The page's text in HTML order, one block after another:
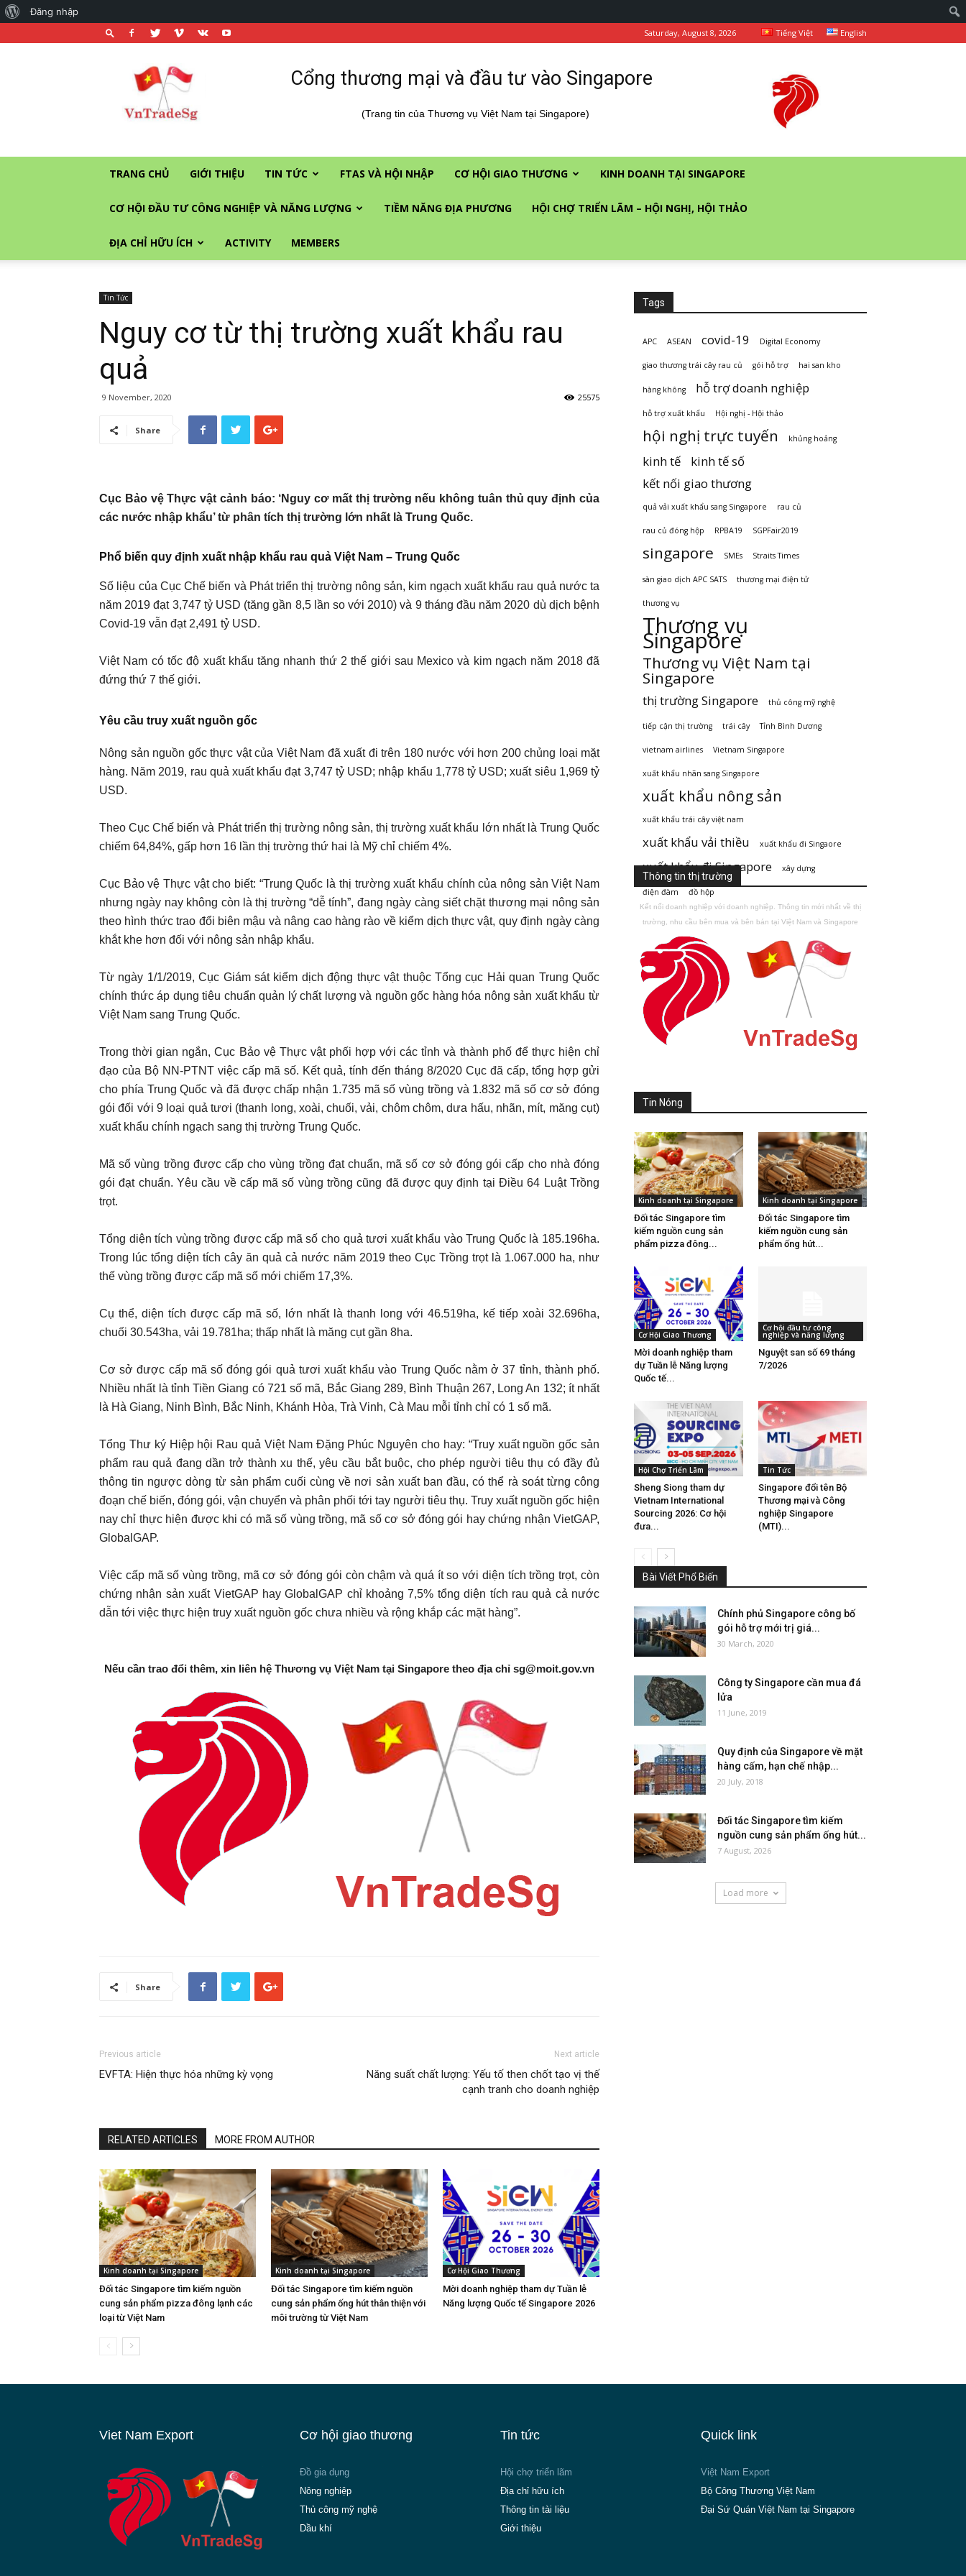
Saturday, August 8, 2026 Tiếng Việt English
Cổng
thương
và
vào
Singapore
Cổng thương mại và đầu tư vào Singapore
(Trang tin của Thương vụ Việt Nam tại Singapore)
TRANG CHỦ GIỚI THIỆU TIN TỨC FTAS VÀ HỘI NHẬP CƠ HỘI GIAO THƯƠNG KINH DOANH TẠI SINGAPORE
CƠ HỘI ĐẦU TƯ CÔNG NGHIỆP VÀ NĂNG LƯỢNG TIỀM NĂNG ĐỊA PHƯƠNG HỘI CHỢ TRIỂN LÃM – HỘI NGHỊ, HỘI THẢO
ĐỊA CHỈ HỮU ÍCH ACTIVITY MEMBERS
Tin Tức
Nguy cơ từ thị trường xuất khẩu rau
quả
9 November, 2020 25575
Share
Cục Bảo vệ Thực vật cảnh báo: ‘Nguy cơ mất thị trường nếu không tuân thủ quy định của
các nước nhập khẩu’ từ phân tích thị trường lớn nhất là Trung Quốc.
Phổ biến quy định xuất nhập khẩu rau quả Việt Nam – Trung Quốc
Số liệu của Cục Chế biến và Phát triển thị trường nông sản, kim ngạch xuất khẩu rau quả nước ta
năm 2019 đạt 3,747 tỷ USD (tăng gần 8,5 lần so với 2010) và 9 tháng đầu năm 2020 dù dịch bệnh
Covid-19 vẫn đạt 2,491 tỷ USD.
Việt Nam có tốc độ xuất khẩu tăng nhanh thứ 2 thế giới sau Mexico và kim ngạch năm 2018 đã
đứng thứ 7 thế giới.
Yêu cầu truy xuất nguồn gốc
Nông sản nguồn gốc thực vật của Việt Nam đã xuất đi trên 180 nước với hơn 200 chủng loại mặt
hàng. Năm 2019, rau quả xuất khẩu đạt 3,747 tỷ USD; nhập khẩu 1,778 tỷ USD; xuất siêu 1,969 tỷ
USD.
Theo Cục Chế biến và Phát triển thị trường nông sản, thị trường xuất khẩu lớn nhất là Trung Quốc
chiếm 64,84%, gấp hơn 16 lần thị trường thứ hai là Mỹ chỉ chiếm 4%.
Cục Bảo vệ Thực vật cho biết: “Trung Quốc là thị trường xuất khẩu chính của nông sản Việt Nam
nhưng ngày nay không còn là thị trường “dễ tính”, đang ngày càng siết chặt thương mại nông sản
theo hình thức trao đổi biên mậu và nâng cao hàng rào về kiểm dịch thực vật, quy định ngày càng
khắt khe hơn đối với nông sản nhập khẩu.
Từ ngày 1/1/2019, Cục Giám sát kiểm dịch động thực vật thuộc Tổng cục Hải quan Trung Quốc
chính thức áp dụng tiêu chuẩn quản lý chất lượng và nguồn gốc hàng hóa nông sản xuất khẩu từ
Việt Nam sang Trung Quốc.
Trong thời gian ngắn, Cục Bảo vệ Thực vật phối hợp với các tỉnh và thành phố để thực hiện chỉ
đạo của Bộ NN-PTNT việc cấp mã số. Kết quả, tính đến tháng 8/2020 Cục đã cấp, tổng hợp gửi
cho phía Trung Quốc và đã được chấp nhận 1.735 mã số vùng trồng và 1.832 mã số cơ sở đóng
gói đối với 9 loại quả tươi (thanh long, xoài, chuối, vải, chôm chôm, dưa hấu, nhãn, mít, măng cụt)
xuất khẩu chính ngạch sang thị trường Trung Quốc.
Mã số vùng trồng được cấp cho vùng trồng đạt chuẩn, mã số cơ sở đóng gói cấp cho nhà đóng
gói đạt chuẩn. Yêu cầu về cấp mã số vùng trồng cũng đã được quy định tại Điều 64 Luật Trồng
trọt.
Tổng diện tích vùng trồng được cấp mã số cho quả tươi xuất khẩu vào Trung Quốc là 185.196ha.
Trong lúc tổng diện tích cây ăn quả cả nước năm 2019 theo Cục Trồng trọt là 1.067.000 ha, như
thế vùng trồng được cấp mã số mới chiếm 17,3%.
Cụ thể, diện tích được cấp mã số, lớn nhất là thanh long với 46.519ha, kế tiếp xoài 32.696ha,
chuối 30.543ha, vải 19.781ha; thấp nhất là măng cụt gần 8ha.
Cơ sở được cấp mã số đóng gói quả tươi xuất khẩu vào Trung Quốc nằm ở 37 tỉnh, thành phố.
Nhiều nhất là tỉnh Tiền Giang có 721 số mã, Bắc Giang 289, Bình Thuận 267, Long An 132; ít nhất
là Hà Giang, Ninh Bình, Bắc Ninh, Khánh Hòa, Trà Vinh, Cà Mau mỗi tỉnh chỉ có 1 số mã.
Tổng Thư ký Hiệp hội Rau quả Việt Nam Đặng Phúc Nguyên cho hay: “Truy xuất nguồn gốc sản
phẩm rau quả đang dần trở thành xu thế, yêu cầu bắt buộc, cho phép người tiêu thụ có đầy đủ
thông tin ngược dòng từ sản phẩm cuối cùng về nơi sản xuất ban đầu, có thể rà soát từng công
đoạn chế biến, đóng gói, vận chuyển và phân phối tới tay người tiêu thụ. Truy xuất nguồn gốc hiện
nay chỉ thực hiện được khi có mã số vùng trồng, mã số cơ sở đóng gói hay chứng nhận VietGAP,
GlobalGAP.
Việc cấp mã số vùng trồng, mã cơ sở đóng gói còn chậm và quá ít so với diện tích trồng trọt, còn
chứng nhận sản xuất VietGAP hay GlobalGAP chỉ khoảng 7,5% tổng diện tích rau quả cả nước
dẫn tới việc thực hiện truy xuất nguồn gốc chưa nhiều và rộng khắp các mặt hàng”.
Nếu cần trao đổi thêm, xin liên hệ Thương vụ Việt Nam tại Singapore theo địa chỉ sg@moit.gov.vn
Share
Previous article
EVFTA: Hiện thực hóa những kỳ vọng
Next article
Năng suất chất lượng: Yếu tố then chốt tạo vị thế
cạnh tranh cho doanh nghiệp
RELATED ARTICLES MORE FROM AUTHOR
Kinh doanh tại Singapore
Đối tác Singapore tìm kiếm nguồn
cung sản phẩm pizza đông lạnh các
loại từ Việt Nam
Kinh doanh tại Singapore
Đối tác Singapore tìm kiếm nguồn
cung sản phẩm ống hút thân thiện với
môi trường từ Việt Nam
Cơ Hội Giao Thương
Mời doanh nghiệp tham dự Tuần lễ
Năng lượng Quốc tế Singapore 2026
Tags
APC ASEAN covid-19 Digital Economy
giao thương trái cây rau củ gói hỗ trợ hai san kho
hàng không hỗ trợ doanh nghiệp
hỗ trợ xuất khẩu Hội nghị - Hội thảo
hội nghị trực tuyến khủng hoảng
kinh tế
kinh tế số
kết nối giao thương
quả vải xuất khẩu sang Singapore rau củ
rau củ đóng hộp RPBA19 SGPFair2019
singapore SMEs Straits Times
sàn giao dịch APC SATS thương mại điện tử
thương vụ
Thương vụ
Singapore
Thương vụ Việt Nam tại
Singapore
thị trường Singapore thủ công mỹ nghệ
tiếp cận thị trường trái cây Tỉnh Bình Dương
vietnam airlines Vietnam Singapore
xuất khẩu nhãn sang Singapore
xuất khẩu nông sản
xuất khẩu trái cây việt nam
xuất khẩu vải thiều xuất khẩu đi Singaore
xuất khẩu đi Singapore xây dựng
điện đàm đồ hộp
Thông tin thị trường
Kết nối doanh nghiệp với doanh nghiệp. Thông tin mới nhất về thị
trường, nhu cầu bên mua và bên bán tại Việt Nam và Singapore
Tin Nóng
Kinh doanh tại Singapore
Đối tác Singapore tìm
kiếm nguồn cung sản
phẩm pizza đông...
Kinh doanh tại Singapore
Đối tác Singapore tìm
kiếm nguồn cung sản
phẩm ống hút...
Cơ Hội Giao Thương
Mời doanh nghiệp tham
dự Tuần lễ Năng lượng
Quốc tế...
Cơ hội đầu tư công
nghiệp và năng lượng
Nguyệt san số 69 tháng
7/2026
Hội Chợ Triển Lãm
Sheng Siong tham dự
Vietnam International
Sourcing 2026: Cơ hội
đưa...
Tin Tức
Singapore đổi tên Bộ
Thương mại và Công
nghiệp Singapore
(MTI)...
Bài Viết Phổ Biến
Chính phủ Singapore công bố
gói hỗ trợ mới trị giá...
30 March, 2020
Công ty Singapore cần mua đá
lửa
11 June, 2019
Quy định của Singapore về mặt
hàng cấm, hạn chế nhập...
20 July, 2018
Đối tác Singapore tìm kiếm
nguồn cung sản phẩm ống hút...
7 August, 2026
Load more
Viet Nam Export Cơ hội giao thương
Đồ gia dụng
Nông nghiệp
Thủ công mỹ nghệ
Dầu khí
Tin tức
Hội chợ triển lãm
Địa chỉ hữu ích
Thông tin tài liệu
Giới thiệu
Quick link
Việt Nam Export
Bộ Công Thương Việt Nam
Đại Sứ Quán Việt Nam tại Singapore
About
Đăng nhập